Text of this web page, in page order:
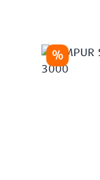
Rabatt
%